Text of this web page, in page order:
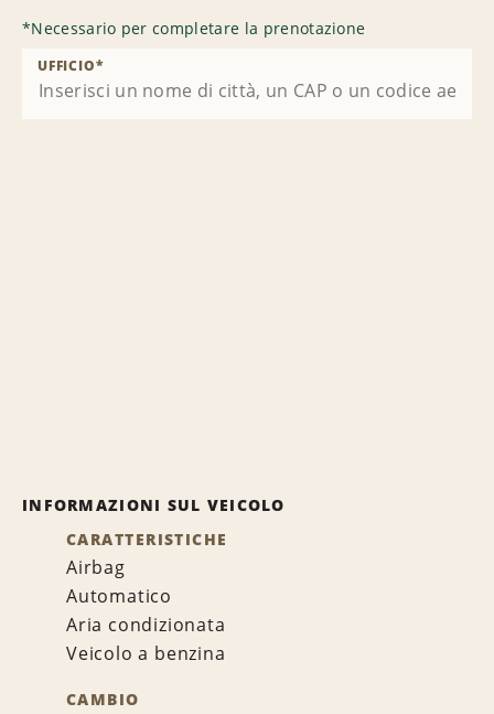
*Necessario per completare la prenotazione
UFFICIO*
INFORMAZIONI SUL VEICOLO
CARATTERISTICHE
Airbag
Automatico
Aria condizionata
Veicolo a benzina
CAMBIO